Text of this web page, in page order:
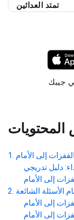
تمتد العدائين
القفزات إلى الأمام
دليل تدريجي
إلى الأمام
الأسئلة الشائعة
إلى الأمام
إلى الأمام